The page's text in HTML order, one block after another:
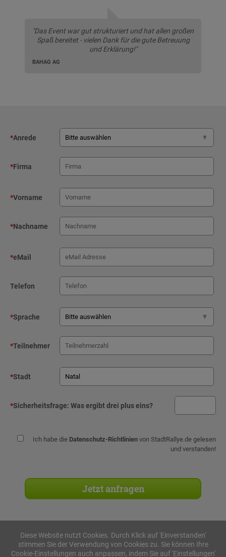
"Das Event war gut strukturiert und hat allen großen
Spaß bereitet - vielen Dank für die gute Betreuung
und Erklärung!"
BAHAG AG
*Anrede
*Firma
*Vorname
*Nachname
*eMail
Telefon
*Sprache
*Teilnehmer
*Stadt
*Sicherheitsfrage: Was ergibt drei plus eins?
Ich habe die Datenschutz-Richtlinien von StadtRallye.de gelesen
und verstanden!
Stadtrallyes
Diese Website nutzt Cookies. Durch Klick auf 'Einverstanden'
stimmen Sie der Verwendung von Cookies zu. Sie können Ihre
Cookie-Einstellungen auch anpassen, indem Sie auf 'Einstellungen'